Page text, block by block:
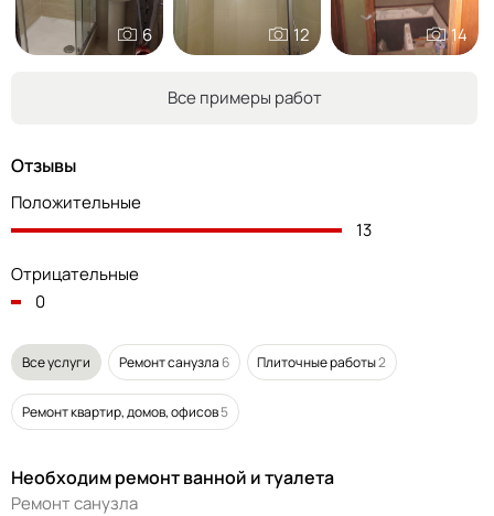
6 12 14
Все примеры работ
Отзывы
Положительные
13
Отрицательные
0
Все услуги Ремонт санузла 6 Плиточные работы2
Ремонт квартир, домов, офисов5
Необходим ремонт ванной и туалета
Ремонт санузла